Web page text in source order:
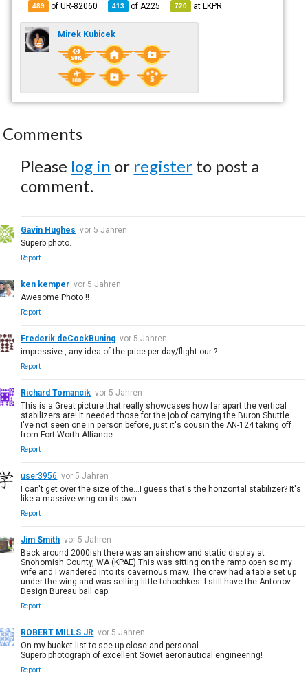
489 of UR-82060 413 of A225 720 atLKPR
Mirek Kubicek
Comments
Please log in or register to post a
comment.
Gavin Hughes vor 5 Jahren
Superb photo.
Report
ken kemper vor 5 Jahren
Awesome Photo !!
Report
Frederik deCockBuning vor 5 Jahren
impressive , any idea of the price per day/flight our ?
Report
Richard Tomancik vor 5 Jahren
This is a Great picture that really showcases how far apart the vertical
stabilizers are! It needed those for the job of carrying the Buron Shuttle.
I've not seen one in person before, just it's cousin the AN-124 taking off
from Fort Worth Alliance.
Report
user3956 vor 5 Jahren
I can't get over the size of the...I guess that's the horizontal stabilizer? It's
like a massive wing on its own.
Report
Jim Smith vor 5 Jahren
Back around 2000ish there was an airshow and static display at
Snohomish County, WA (KPAE) This was sitting on the ramp open so my
wife and I wandered into its cavernous maw. The crew had a table set up
under the wing and was selling little tchochkes. I still have the Antonov
Design Bureau ball cap.
Report
ROBERT MILLS JR vor 5 Jahren
On my bucket list to see up close and personal.
Superb photograph of excellent Soviet aeronautical engineering!
Report